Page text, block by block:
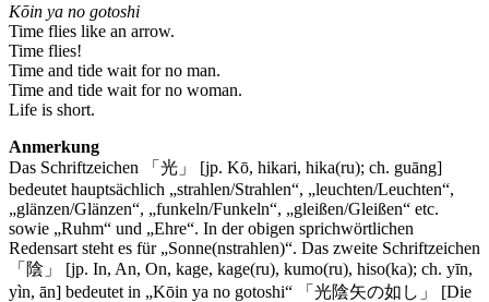
Kōin ya no gotoshi
Time flies like an arrow.
Time flies!
Time and tide wait for no man.
Time and tide wait for no woman.
Life is short.
Anmerkung
Das Schriftzeichen 「光」 [jp. Kō, hikari, hika(ru); ch. guāng]
bedeutet hauptsächlich „strahlen/Strahlen“, „leuchten/Leuchten“,
„glänzen/Glänzen“, „funkeln/Funkeln“, „gleißen/Gleißen“ etc.
sowie „Ruhm“ und „Ehre“. In der obigen sprichwörtlichen
Redensart steht es für „Sonne(nstrahlen)“. Das zweite Schriftzeichen
「陰」 [jp. In, An, On, kage, kage(ru), kumo(ru), hiso(ka); ch. yīn,
yìn, ān] bedeutet in „Kōin ya no gotoshi“ 「光陰矢の如し」 [Die